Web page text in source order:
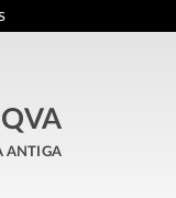
antiga